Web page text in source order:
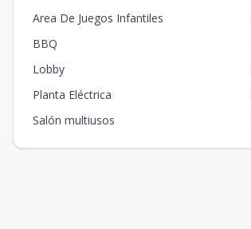
Area De Juegos Infantiles
BBQ
Lobby
Planta Eléctrica
Salón multiusos